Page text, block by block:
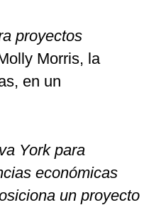
proyectos
Morris, la
en un
York para
económicas
un proyecto